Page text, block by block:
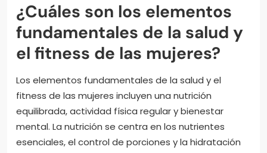
¿Cuáles son los elementos
fundamentales de la salud y
el fitness de las mujeres?
Los elementos fundamentales de la salud y el
fitness de las mujeres incluyen una nutrición
equilibrada, actividad física regular y bienestar
mental. La nutrición se centra en los nutrientes
esenciales, el control de porciones y la hidratación